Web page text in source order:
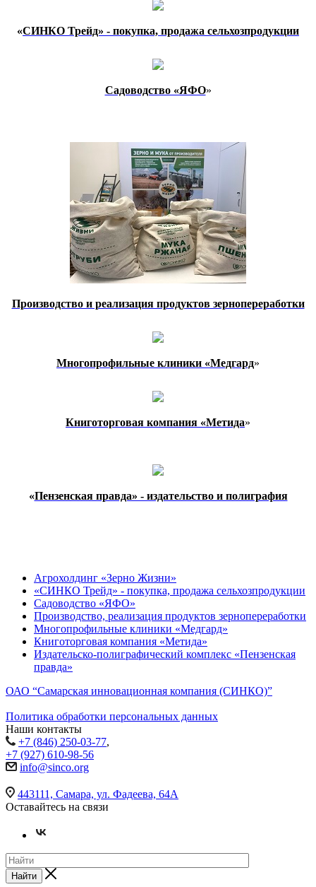
«СИНКО Трейд» - покупка, продажа сельхозпродукции
Садоводство «ЯФО»
Производство и реализация продуктов зернопереработки
Многопрофильные клиники «Медгард»
Книготорговая компания «Метида»
«Пензенская правда» - издательство и полиграфия
Агрохолдинг «Зерно Жизни»
«СИНКО Трейд» - покупка, продажа сельхозпродукции
Садоводство «ЯФО»
Производство, реализация продуктов зернопереработки
Многопрофильные клиники «Медгард»
Книготорговая компания «Метида»
Издательско-полиграфический комплекс «Пензенская
правда»
ОАО “Самарская инновационная компания (СИНКО)”
Политика обработки персональных данных
Наши контакты
+7 (846) 250-03-77,
+7 (927) 610-98-56
info@sinco.org
443111, Самара, ул. Фадеева, 64А
Оставайтесь на связи
Найти